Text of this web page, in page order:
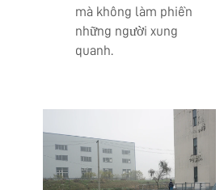
mà không làm phiền
những người xung
quanh.